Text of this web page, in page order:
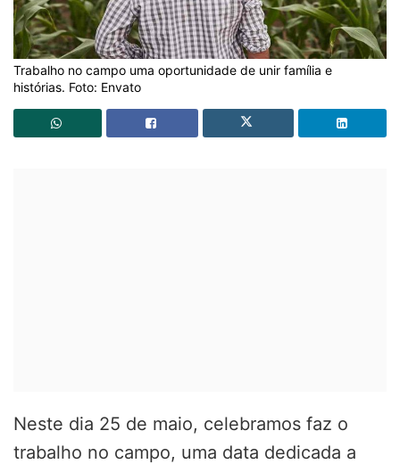
Trabalho no campo uma oportunidade de unir família e
histórias. Foto: Envato
Neste dia 25 de maio, celebramos faz o
trabalho no campo, uma data dedicada a